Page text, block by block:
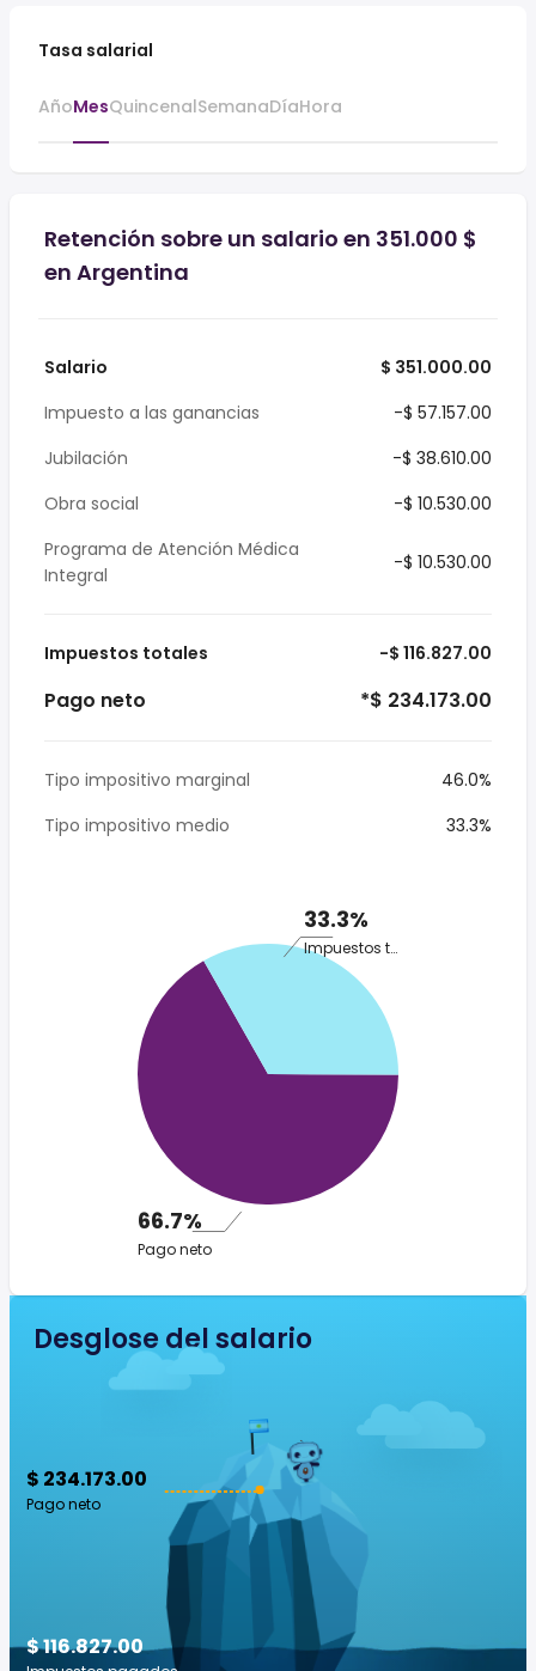
Tasa salarial
AñoMesQuincenalSemanaDíaHora
Retención sobre un salario en 351.000 $
en Argentina
Salario
$ 351.000.00
Impuesto a las ganancias
-$ 57.157.00
Jubilación
-$ 38.610.00
Obra social
-$ 10.530.00
Programa de Atención Médica
Integral
-$ 10.530.00
Impuestos totales -$ 116.827.00
Pago neto *$ 234.173.00
Tipo impositivo marginal
46.0%
Tipo impositivo medio
33.3%
33.3%
Impuestos totales
66.7%
Pago neto
Desglose del salario
$ 234.173.00
Pago neto
$ 116.827.00